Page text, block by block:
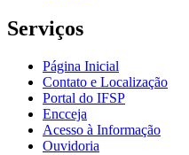
Serviços
Página Inicial
Contato e Localização
Portal do IFSP
Encceja
Acesso à Informação
Ouvidoria